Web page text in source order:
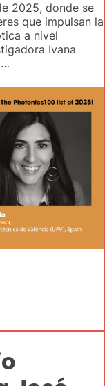
2025, donde se
que impulsan la
a nivel
Ivana
…